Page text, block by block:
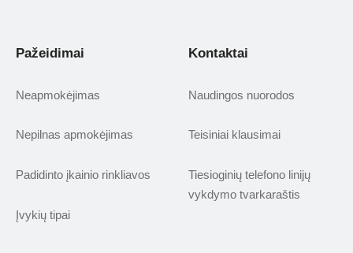
Pažeidimai
Neapmokėjimas
Nepilnas apmokėjimas
Padidinto įkainio rinkliavos
Įvykių tipai
Kontaktai
Naudingos nuorodos
Teisiniai klausimai
Tiesioginių telefono linijų
vykdymo tvarkaraštis